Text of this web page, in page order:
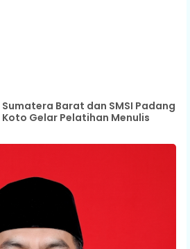
Barat dan SMSI Padang
Koto Gelar Pelatihan Menulis